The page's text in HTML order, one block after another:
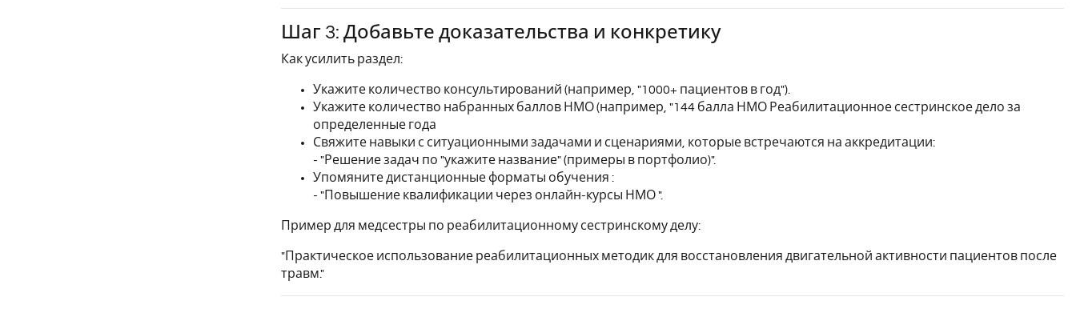
Шаг 3: Добавьте доказательства и конкретику
Как усилить раздел:
Укажите количество консультирований (например, "1000+ пациентов в год").
Укажите количество набранных баллов НМО (например, "144 балла НМО Реабилитационное сестринское дело за
определенные года
Свяжите навыки с ситуационными задачами и сценариями, которые встречаются на аккредитации:
- "Решение задач по "укажите название" (примеры в портфолио)".
Упомяните дистанционные форматы обучения :
- "Повышение квалификации через онлайн-курсы НМО ".
Пример для медсестры по реабилитационному сестринскому делу:
"Практическое использование реабилитационных методик для восстановления двигательной активности пациентов после
травм."